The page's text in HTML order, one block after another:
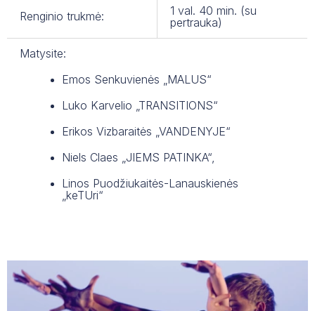
LIONS QUEST PROGRAMOS
KONFERENCIJŲ SALĖS NAUDOJIMO
Renginio trukmė:
1 val. 40 min. (su
pertrauka)
Matysite:
Emos Senkuvienės „MALUS“
Luko Karvelio „TRANSITIONS“
Erikos Vizbaraitės „VANDENYJE“
Niels Claes „JIEMS PATINKA“,
Linos Puodžiukaitės-Lanauskienės
„keTUri“